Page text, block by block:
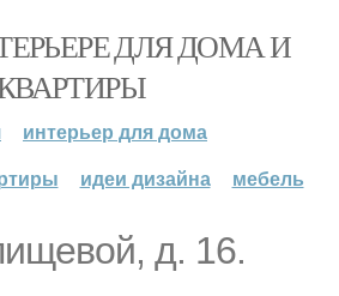
ДЛЯ ДОМА И
интерьер для дома
идеи дизайна мебель
д. 16.